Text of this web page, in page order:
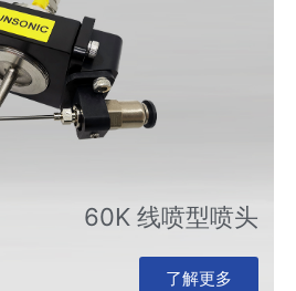
60K 线喷型喷头
了解更多